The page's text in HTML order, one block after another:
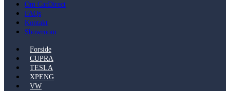
Om CarDirect
FAQs
Kontakt
Showroom
Forside
CUPRA
TESLA
XPENG
VW